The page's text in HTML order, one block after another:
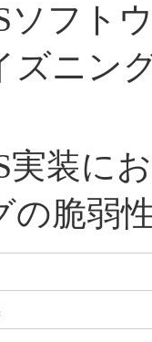
ソフト
ズニン
実装に
の脆弱